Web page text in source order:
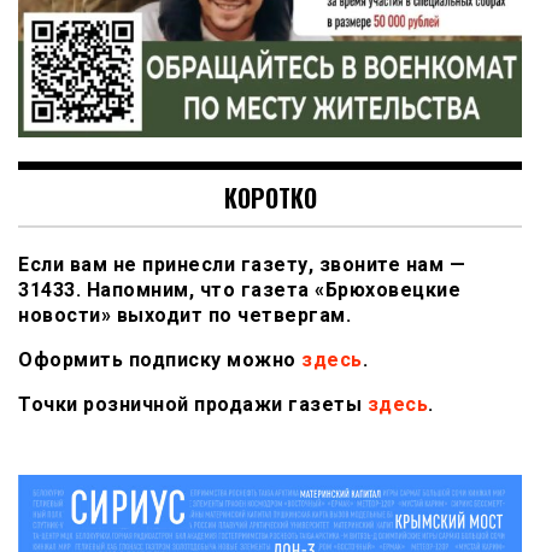
КОРОТКО
Если вам не принесли газету, звоните нам —
31433. Напомним, что газета «Брюховецкие
новости» выходит по четвергам.
Оформить подписку можно здесь.
Точки розничной продажи газеты здесь.